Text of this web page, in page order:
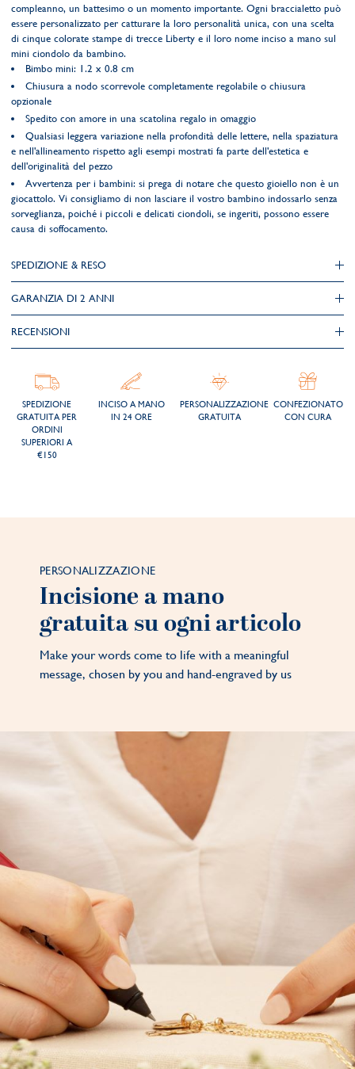
compleanno, un battesimo o un momento importante. Ogni braccialetto può
essere personalizzato per catturare la loro personalità unica, con una scelta
di cinque colorate stampe di trecce Liberty e il loro nome inciso a mano sul
mini ciondolo da bambino.
Bimbo mini: 1.2 x 0.8 cm
Chiusura a nodo scorrevole completamente regolabile o chiusura
opzionale
Spedito con amore in una scatolina regalo in omaggio
Qualsiasi leggera variazione nella profondità delle lettere, nella spaziatura
e nell'allineamento rispetto agli esempi mostrati fa parte dell'estetica e
dell'originalità del pezzo
Avvertenza per i bambini: si prega di notare che questo gioiello non è un
giocattolo. Vi consigliamo di non lasciare il vostro bambino indossarlo senza
sorveglianza, poiché i piccoli e delicati ciondoli, se ingeriti, possono essere
causa di soffocamento.
SPEDIZIONE & RESO
GARANZIA DI 2 ANNI
RECENSIONI
SPEDIZIONE
GRATUITA PER
ORDINI
SUPERIORI A
€150
INCISO A MANO
IN 24 ORE
PERSONALIZZAZIONE
GRATUITA
CONFEZIONATO
CON CURA
PERSONALIZZAZIONE
Incisione a mano
gratuita su ogni articolo
Make your words come to life with a meaningful
message, chosen by you and hand-engraved by us